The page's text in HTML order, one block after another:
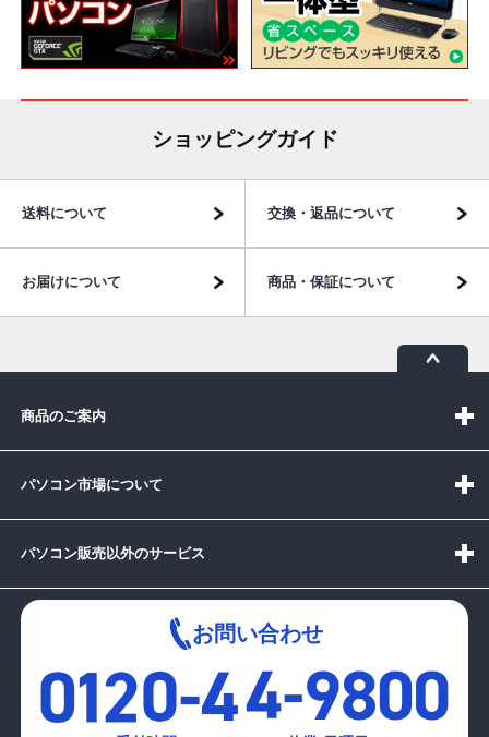
ショッピングガイド
送料について 交換・返品について
お届けについて 商品・保証について
商品のご案内
パソコン市場について
パソコン販売以外のサービス
お問い合わせ